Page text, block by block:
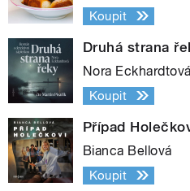
Koupit
Druhá strana
Nora Eckhardtová
Koupit
Případ
Bianca Bellová
Koupit